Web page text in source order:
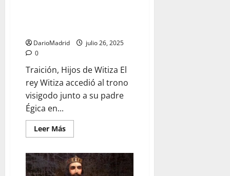
DarioMadrid
julio 26, 2025
0
Traición, Hijos de Witiza El
rey Witiza accedió al trono
visigodo junto a su padre
Égica en...
Leer MásLeer
más
La
Traición
de